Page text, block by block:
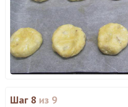
Шаг 8 из 9